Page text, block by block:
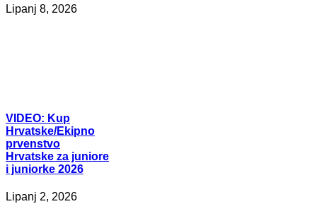
Lipanj 8, 2026
VIDEO: Kup
Hrvatske/Ekipno
prvenstvo
Hrvatske za juniore
i juniorke 2026
Lipanj 2, 2026